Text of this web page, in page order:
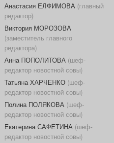
Анастасия ЕЛФИМОВА (главный
редактор)
Виктория МОРОЗОВА
(заместитель главного
редактора)
Анна ПОПОЛИТОВА (шеф-
редактор новостной совы)
Татьяна ХАРЧЕНКО(шеф-
редактор новостной совы)
Полина ПОЛЯКОВА (шеф-
редактор новостной совы)
Екатерина САФЕТИНА (шеф-
редактор новостной совы)